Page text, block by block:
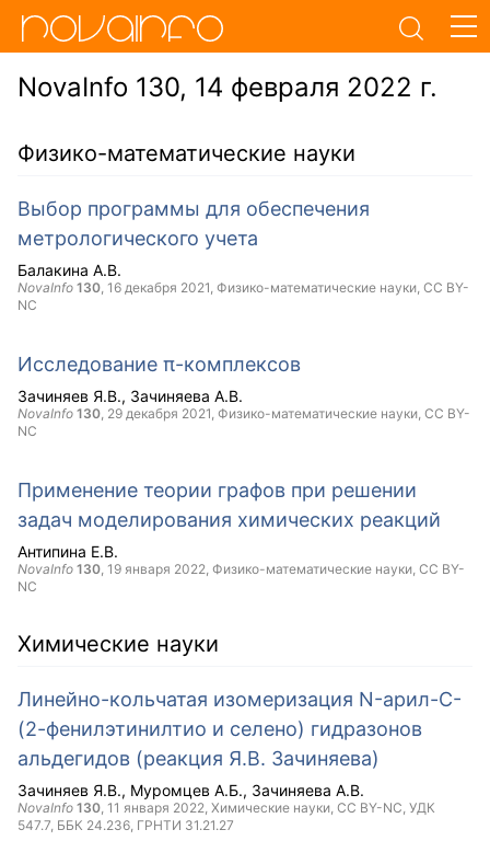
NovaInfo 130, 14 февраля 2022 г.
Физико-математические науки
Выбор программы для обеспечения
метрологического учета
Балакина А.В.
NovaInfo 130, 16 декабря 2021, Физико-математические науки, CC BY-
NC
Исследование π-комплексов
Зачиняев Я.В. Зачиняева А.В.
NovaInfo 130, 29 декабря 2021, Физико-математические науки, CC BY-
NC
Применение теории графов при решении
задач моделирования химических реакций
Антипина Е.В.
NovaInfo 130, 19 января 2022, Физико-математические науки, CC BY-
NC
Химические науки
Линейно-кольчатая изомеризация N-арил-С-
(2-фенилэтинилтио и селено) гидразонов
альдегидов (реакция Я.В. Зачиняева)
Зачиняев Я.В. Муромцев А.Б. Зачиняева А.В.
NovaInfo 130, 11 января 2022, Химические науки, CC BY-NC, УДК
547.7, ББК 24.236, ГРНТИ 31.21.27